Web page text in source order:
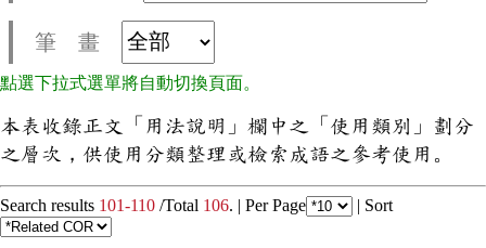
筆 畫
點選下拉式選單將自動切換頁面。
本表收錄正文「用法說明」欄中之「使用類別」劃分
之層次，供使用分類整理或檢索成語之參考使用。
Search results 101-110 /Total 106. | Per Page | Sort